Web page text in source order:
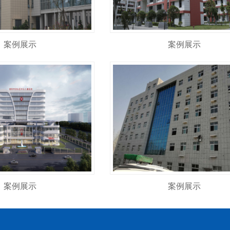
案例展示 案例展示
案例展示 案例展示